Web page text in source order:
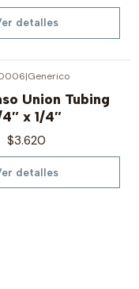
detalles
|Generico
Union Tubing
4″ x 1/4″
$3.620
detalles